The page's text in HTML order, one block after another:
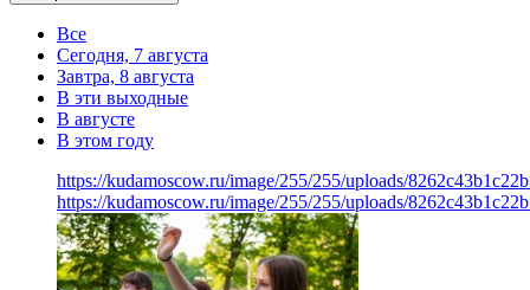
Все
Сегодня, 7 августа
Завтра, 8 августа
В эти выходные
В августе
В этом году
https://kudamoscow.ru/image/255/255/uploads/
https://kudamoscow.ru/image/255/255/uploads/